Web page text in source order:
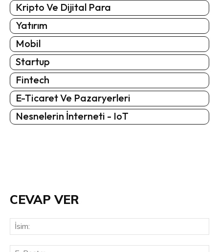
Kripto Ve Dijital Para
Yatırım
Mobil
Startup
Fintech
E-Ticaret Ve Pazaryerleri
Nesnelerin İnterneti - IoT
CEVAP VER